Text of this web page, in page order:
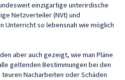
einzigartige unterirdische
Netzverteiler (NVt) und
Unterricht so lebensnah wie möglich
aber auch gezeigt, wie man Pläne
geltenden Bestimmungen bei den
Nacharbeiten oder Schäden